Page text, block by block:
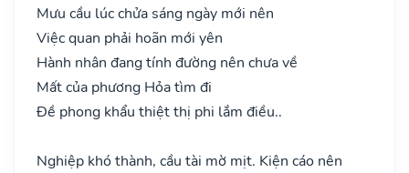
Mưu cầu lúc chửa sáng ngày mới nên
Việc quan phải hoãn mới yên
Hành nhân đang tính đường nên chưa về
Mất của phương Hỏa tìm đi
Đề phong khẩu thiệt thị phi lắm điều..
Nghiệp khó thành, cầu tài mờ mịt. Kiện cáo nên